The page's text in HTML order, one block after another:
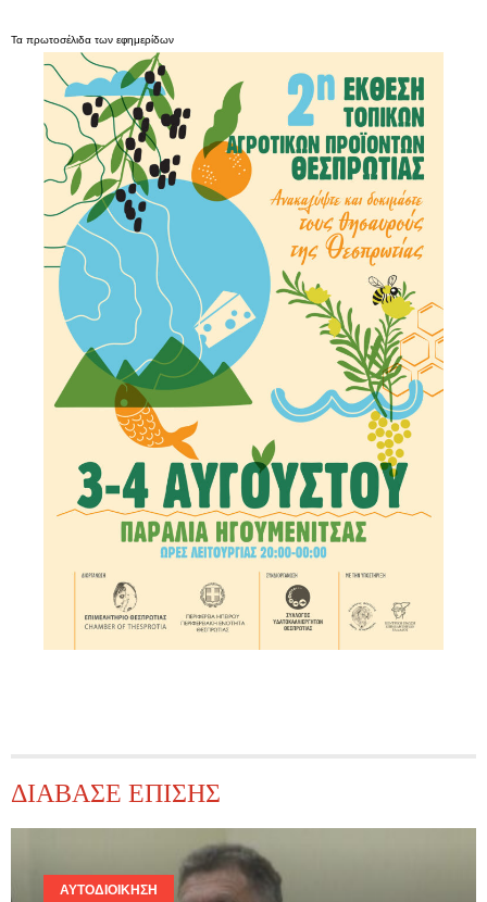
Τα πρωτοσέλιδα των εφημερίδων
ΔΙΑΒΑΣΕ ΕΠΙΣΗΣ
ΑΥΤΟΔΙΟΊΚΗΣΗ